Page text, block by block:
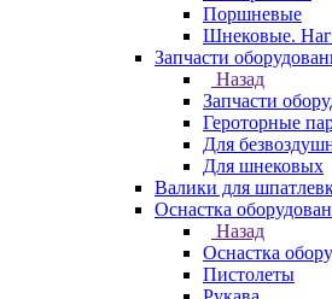
Поршневые
Шнековые.
Запчасти
Назад
Запчасти
Героторные
Для
Для шнековых
Валики для
Оснастка
Назад
Оснастка
Пистолеты